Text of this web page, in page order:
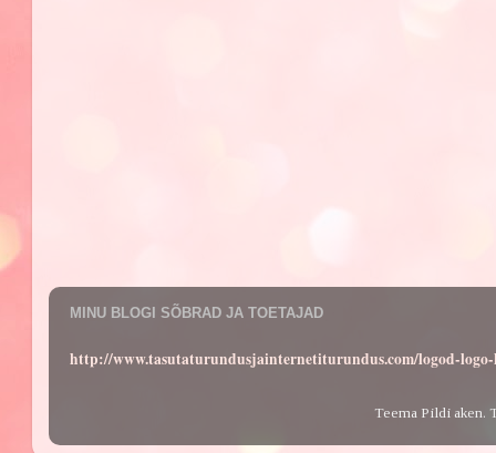
MINU BLOGI SÕBRAD JA TOETAJAD
http://www.tasutaturundusjainternetiturundus.com/logod-
Teema Pildi aken.